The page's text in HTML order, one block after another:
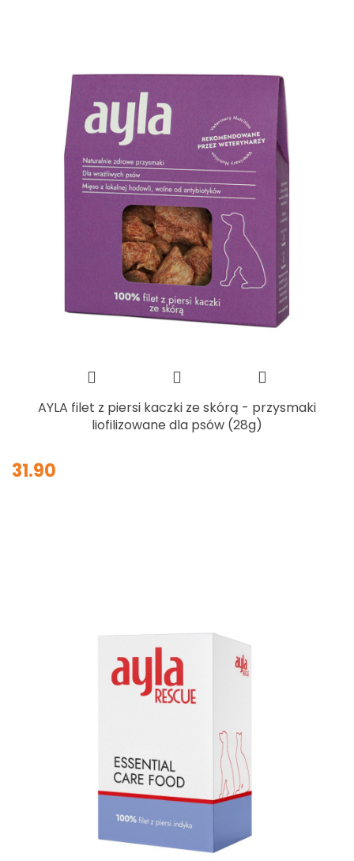
AYLA filet z piersi kaczki ze skórą - przysmaki
liofilizowane dla psów (28g)
31.90